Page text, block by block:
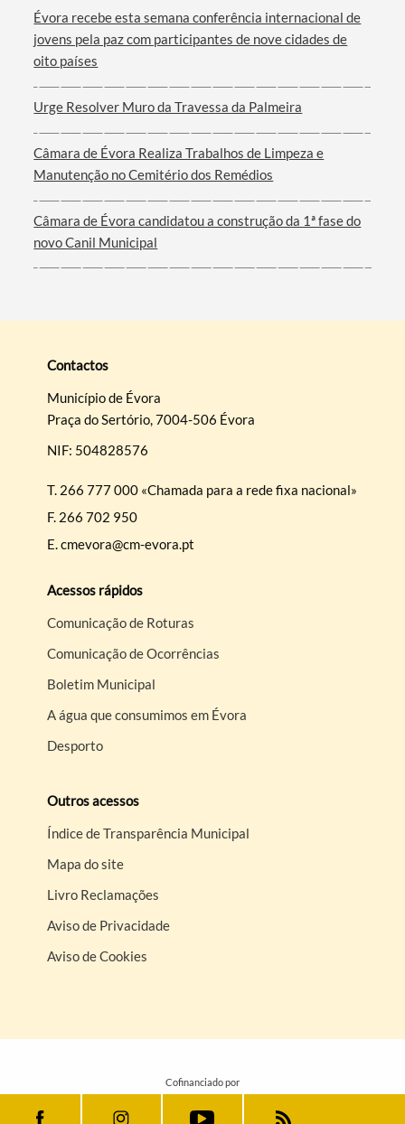
Évora recebe esta semana conferência internacional de
jovens pela paz com participantes de nove cidades de
oito países
Urge Resolver Muro da Travessa da Palmeira
Câmara de Évora Realiza Trabalhos de Limpeza e
Manutenção no Cemitério dos Remédios
Câmara de Évora candidatou a construção da 1ª fase do
novo Canil Municipal
Contactos
Município de Évora
Praça do Sertório, 7004-506 Évora
NIF: 504828576
T. 266 777 000 «Chamada para a rede fixa nacional»
F. 266 702 950
E.cmevora@cm-evora.pt
Acessos rápidos
Comunicação de Roturas
Comunicação de Ocorrências
Boletim Municipal
A água que consumimos em Évora
Desporto
Outros acessos
Índice de Transparência Municipal
Mapa do site
Livro Reclamações
Aviso de Privacidade
Aviso de Cookies
Cofinanciado por